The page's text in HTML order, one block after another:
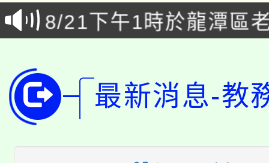
告(尚有缺額)
場熱烈登場!
8/21下午1時於龍潭區
徵才活動。
YOUNG桃局內行報名
局官網。
8月14至27日，桃園電
開!
115年桃園市運動會8/
最新消息-教